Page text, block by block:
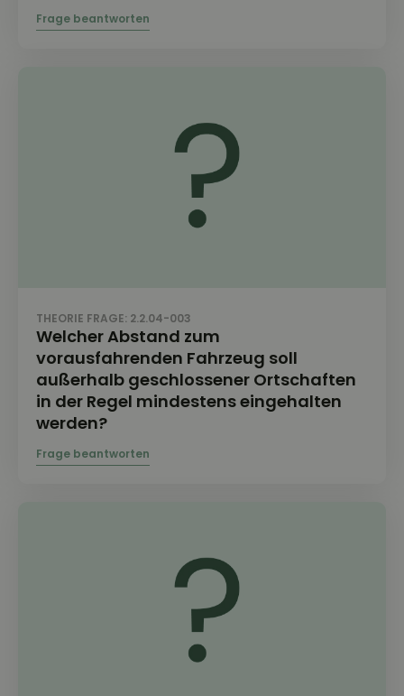
THEORIE FRAGE: 2.2.04-003
Welcher Abstand zum
vorausfahrenden Fahrzeug soll
außerhalb geschlossener Ortschaften
in der Regel mindestens eingehalten
werden?